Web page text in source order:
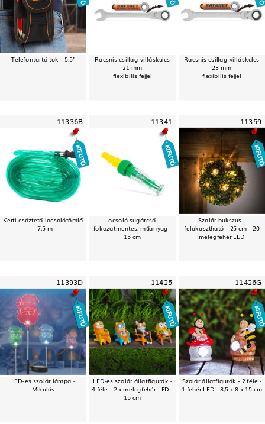
Telefontartó tok - 5,5" Racsnis csillag-villáskulcs
21 mm
flexibilis fejjel
Racsnis csillag-villáskulcs
23 mm
flexibilis fejjel
11336B
Kerti esőztető locsolótömlő
- 7,5 m
11341
Locsoló sugárcső -
fokozatmentes, műanyag -
15 cm
11359
Szolár bukszus -
felakasztható - 25 cm - 20
melegfehér LED
11393D
LED-es szolár lámpa -
Mikulás
11425
LED-es szolár állatfigurák -
4 féle - 2 x melegfehér LED -
15 cm
11426G
Szolár állatfigurák - 2 féle -
1 fehér LED - 8,5 x 8 x 15 cm